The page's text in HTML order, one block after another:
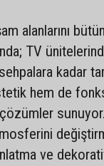
alanlarını
TV
kadar
hem de
ve